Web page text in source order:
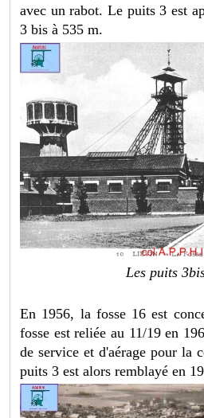
avec un rabot. Le puits 3 est
3 bis à 535 m.
Les puits
En 1956, la fosse 16 est
fosse est reliée au 11/19 en
de service et d'aérage pour la
puits 3 est alors remblayé en